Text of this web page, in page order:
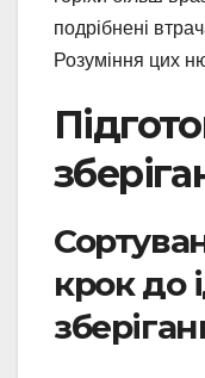
подрібнені
Розуміння цих
крок до